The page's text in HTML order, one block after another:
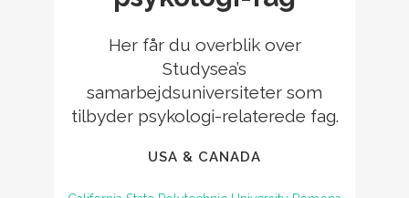
Her får du overblik over
Studysea’s
samarbejdsuniversiteter som
tilbyder psykologi-relaterede fag.
USA & CANADA